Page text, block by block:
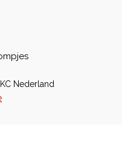
Nederland